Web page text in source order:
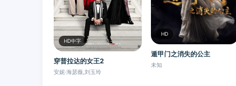
HD中字
穿普拉达的女王2
安妮·海瑟薇,刘玉玲
HD
遁甲门之消失的公主
未知